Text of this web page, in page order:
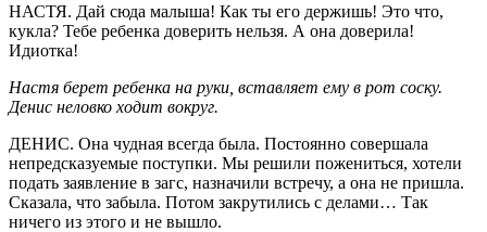
НАСТЯ. Дай сюда малыша! Как ты его держишь! Это что,
кукла? Тебе ребенка доверить нельзя. А она доверила!
Идиотка!
Настя берет ребенка на руки, вставляет ему в рот соску.
Денис неловко ходит вокруг.
ДЕНИС. Она чудная всегда была. Постоянно совершала
непредсказуемые поступки. Мы решили пожениться, хотели
подать заявление в загс, назначили встречу, а она не пришла.
Сказала, что забыла. Потом закрутились с делами… Так
ничего из этого и не вышло.